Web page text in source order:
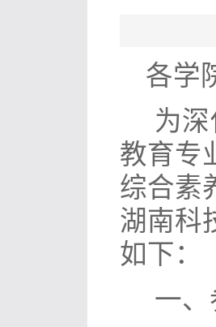
各学
为
教育专
综合素
湖南科
如下：
一